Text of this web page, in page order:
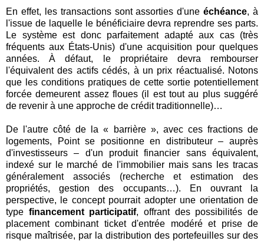
En effet, les transactions sont assorties d'uneéchéance, à
l'issue de laquelle le bénéficiaire devra reprendre ses parts.
Le système est donc parfaitement adapté aux cas (très
fréquents aux États-Unis) d'une acquisition pour quelques
années. À défaut, le propriétaire devra rembourser
l'équivalent des actifs cédés, à un prix réactualisé. Notons
que les conditions pratiques de cette sortie potentiellement
forcée demeurent assez floues (il est tout au plus suggéré
de revenir à une approche de crédit traditionnelle)…
De l'autre côté de la « barrière », avec ces fractions de
logements, Point se positionne en distributeur – auprès
d'investisseurs – d'un produit financier sans équivalent,
indexé sur le marché de l'immobilier mais sans les tracas
généralement associés (recherche et estimation des
propriétés, gestion des occupants…). En ouvrant la
perspective, le concept pourrait adopter une orientation de
type financement participatif, offrant des possibilités de
placement combinant ticket d'entrée modéré et prise de
risque maîtrisée, par la distribution des portefeuilles sur des